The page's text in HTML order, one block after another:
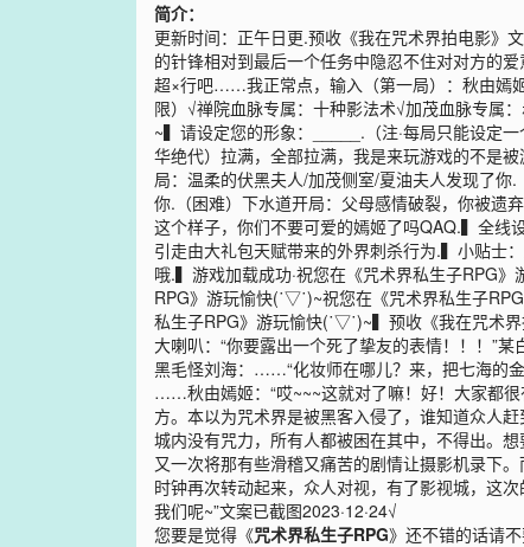
简介：
更新时间：正午日更.预收《我在咒术界拍电影》
的针锋相对到最后一个任务中隐忍不住对对方的
超×行吧……我正常点，输入（第一局）：秋由嫣
限）√禅院血脉专属：十种影法术√加茂血脉专属
~▍请设定您的形象：_____.（注·每局只能设定
华绝代）拉满，全部拉满，我是来玩游戏的不是
局：温柔的伏黑夫人/加茂侧室/夏油夫人发现了
你.（困难）下水道开局：父母感情破裂，你被遗
这个样子，你们不要可爱的嫣姬了吗QAQ.▍全线
引走由大礼包天赋带来的外界刺杀行为.▍小贴士
哦.▍游戏加载成功·祝您在《咒术界私生子
RPG》游玩愉快(˙▽˙)~祝您在《咒术界私生子
私生子RPG》游玩愉快(˙▽˙)~▍预收《我在咒术
大喇叭：“你要露出一个死了挚友的表情！！！”
黑毛怪刘海：……“化妆师在哪儿？来，把七海的
……秋由嫣姬：“哎~~~这就对了嘛！好！大家都
方。本以为咒术界是被黑客入侵了，谁知道众人
城内没有咒力，所有人都被困在其中，不得出。
又一次将那有些滑稽又痛苦的剧情让摄影机录下
时钟再次转动起来，众人对视，有了影视城，这
我们呢~”文案已截图2023·12·24√
您要是觉得《咒术界私生子RPG》还不错的话请